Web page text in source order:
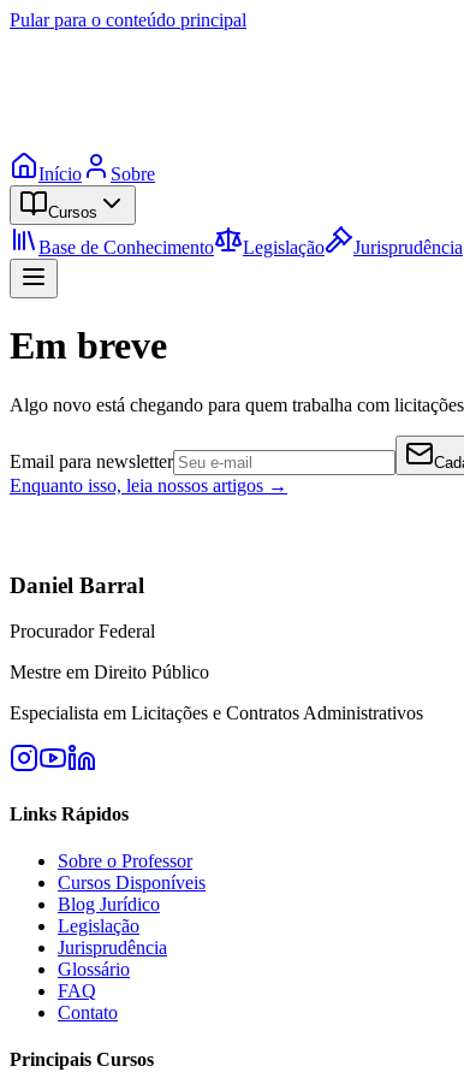
Pular para o conteúdo principal
Início Sobre
Cursos
Base de Conhecimento Legislação Jurisprudência
Em breve
Algo novo está chegando para quem trabalha com
Email para newsletter
Enquanto isso, leia nossos artigos →
Daniel Barral
Procurador Federal
Mestre em Direito Público
Especialista em Licitações e Contratos Administrativos
Links Rápidos
Sobre o Professor
Cursos Disponíveis
Blog Jurídico
Legislação
Jurisprudência
Glossário
FAQ
Contato
Principais Cursos